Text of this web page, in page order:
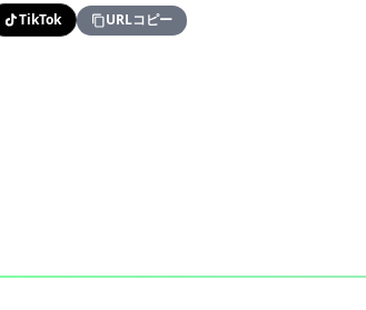
TikTok URLコピー